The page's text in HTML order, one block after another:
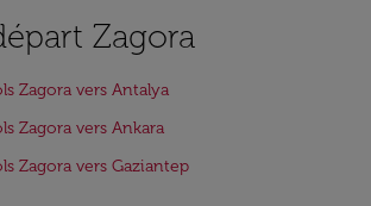
Zagora
Zagora vers Antalya
Zagora vers Ankara
Zagora vers Gaziantep